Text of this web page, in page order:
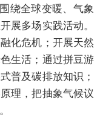
围绕全球变暖、气象
展多场实践活动。
化危机；开展天然
生活；通过拼豆游
普及碳排放知识；
理，把抽象气候议